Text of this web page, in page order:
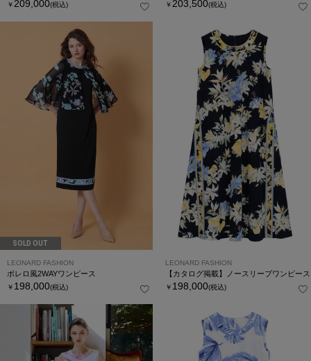
￥ 209,000(税込) ￥ 203,500(税込)
SOLD OUT
LEONARD FASHION
ボレロ風2WAYワンピース
￥ 198,000(税込)
LEONARD FASHION
【カタログ掲載】ノースリーブワンピース
￥ 198,000(税込)